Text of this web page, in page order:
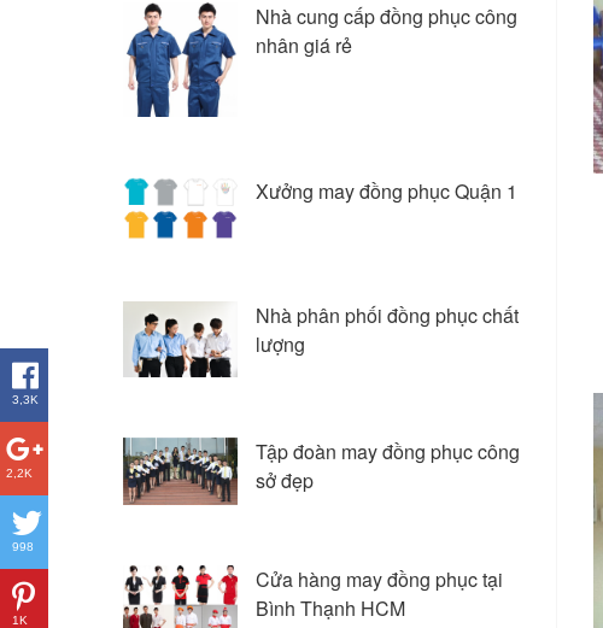
Nhà cung cấp đồng phục công
nhân giá rẻ
Xưởng may đồng phục Quận 1
Nhà phân phối đồng phục chất
lượng
Tập đoàn may đồng phục công
sở đẹp
Cửa hàng may đồng phục tại
Bình Thạnh HCM
3,3K
2,2K
998
1K